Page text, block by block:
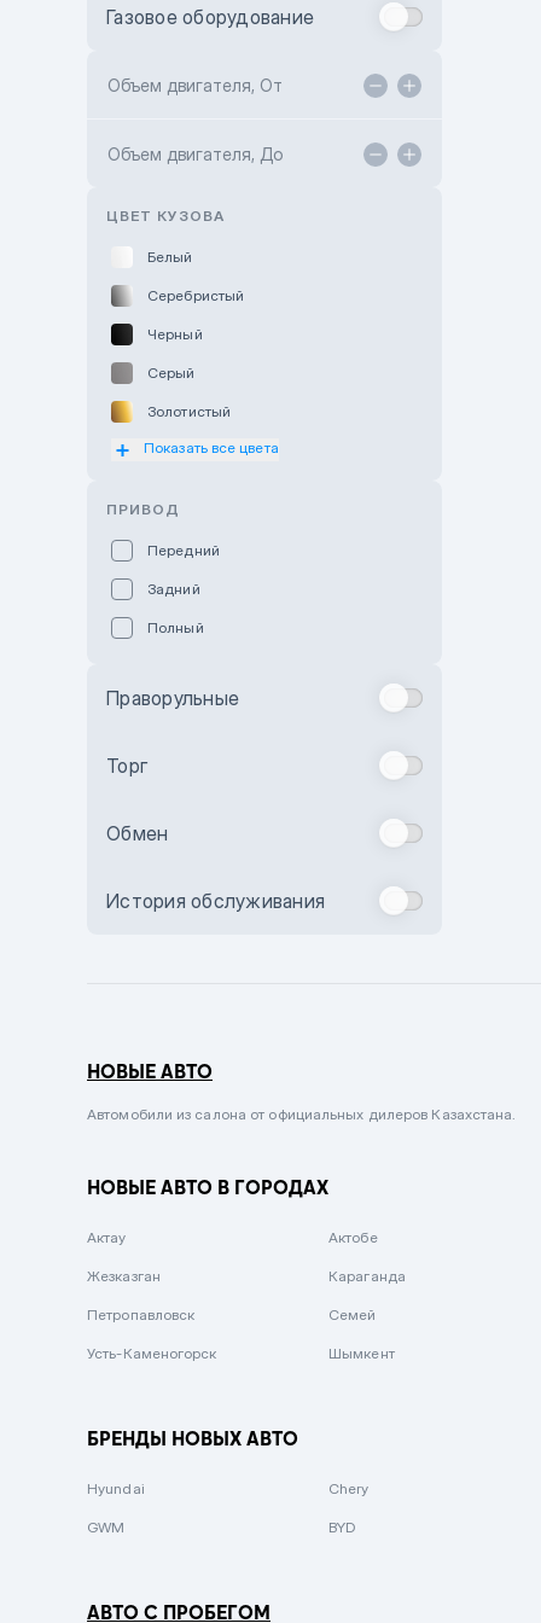
Toyota Kokshetau
Hyundai ShymCity
Газовое оборудование
Объем двигателя, От
Объем двигателя, До
ЦВЕТ КУЗОВА
Белый
Серебристый
Черный
Серый
Золотистый
Оранжевый
Бежевый
Комбинированный
Сиреневый металлик
Вишневый
Зеленый металлик
Показать все цвета
ПРИВОД
Передний
Задний
Полный
Праворульные
Торг
Обмен
История обслуживания
НОВЫЕ АВТО
Автомобили из салона от официальных дилеров Казахстана.
НОВЫЕ АВТО В ГОРОДАХ
Актау Актобе
Жезказган Караганда
Петропавловск Семей
Усть-Каменогорск Шымкент
БРЕНДЫ НОВЫХ АВТО
Hyundai Chery
GWM BYD
АВТО С ПРОБЕГОМ